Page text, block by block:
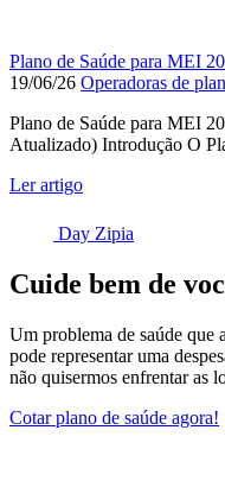
Plano de Saúde para MEI
19/06/26 Operadoras de
Plano de Saúde para MEI
Atualizado) Introdução O
Ler artigo
Day Zipia
Cuide bem de
Um problema de saúde que
pode representar uma
não quisermos enfrentar as
Cotar plano de saúde agora!